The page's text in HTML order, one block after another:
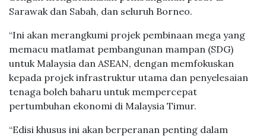
Sarawak dan Sabah, dan seluruh Borneo.
“Ini akan merangkumi projek pembinaan mega yang
memacu matlamat pembangunan mampan (SDG)
untuk Malaysia dan ASEAN, dengan memfokuskan
kepada projek infrastruktur utama dan penyelesaian
tenaga boleh baharu untuk mempercepat
pertumbuhan ekonomi di Malaysia Timur.
“Edisi khusus ini akan berperanan penting dalam